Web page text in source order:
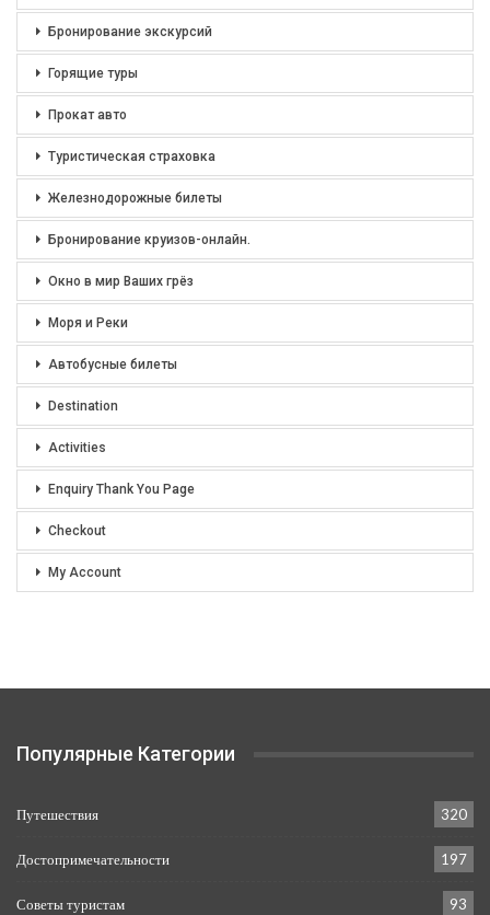
Бронирование экскурсий
Горящие туры
Прокат авто
Туристическая страховка
Железнодорожные билеты
Бронирование круизов-онлайн.
Окно в мир Ваших грёз
Моря и Реки
Автобусные билеты
Destination
Activities
Enquiry Thank You Page
Checkout
My Account
Популярные Категории
Путешествия 320
Достопримечательности 197
Советы туристам 93